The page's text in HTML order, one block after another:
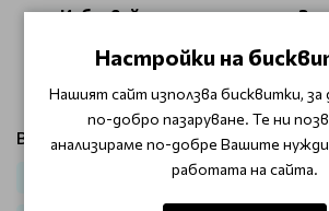
Избягвайте нанасянето на
контакт с очите, бързо
хладка вода.
Виж продукти от категория:
Черен 50тък
Настройки на
Нашият сайт използва бисквитки, за
по-добро пазаруване. Те ни
анализираме по-добре Вашите
работата на сайта.